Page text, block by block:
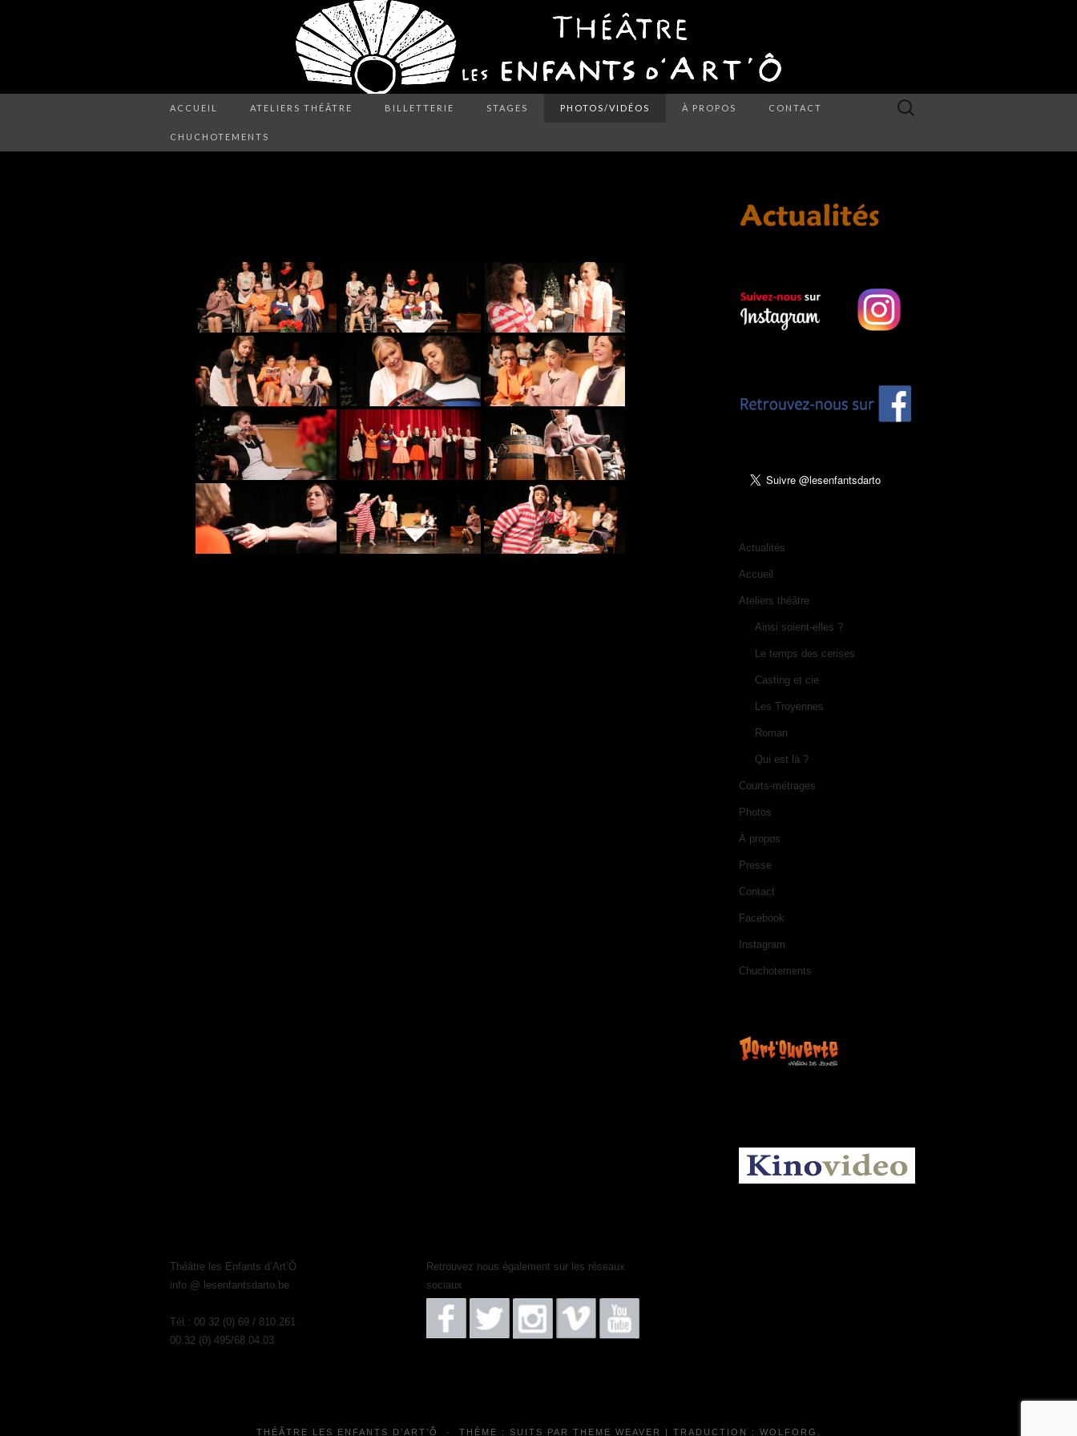
ACCUEIL ATELIERS THÉÂTRE BILLETTERIE STAGES PHOTOS/VIDÉOS À PROPOS CONTACT
CHUCHOTEMENTS
Rechercher :
Actualités
Accueil
Ateliers théâtre
Ainsi soient-elles ?
Le temps des cerises
Casting et cie
Les Troyennes
Roman
Qui est là ?
Courts-métrages
Photos
À propos
Presse
Contact
Facebook
Instagram
Chuchotements
Théâtre les Enfants d’Art’Ô
info @ lesenfantsdarto.be
Tél : 00.32 (0) 69 / 810.261
00.32 (0) 495/68.04.03
Retrouvez nous également sur les réseaux
sociaux
THÉÂTRE LES ENFANTS D’ART’Ô · THÈME : SUITS PAR THEME WEAVER | TRADUCTION : WOLFORG